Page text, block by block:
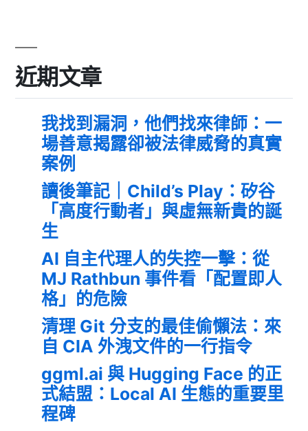
近期文章
我找到漏洞，他們找來律師：一
場善意揭露卻被法律威脅的真實
案例
讀後筆記｜Child’s Play：矽谷
「高度行動者」與虛無新貴的誕
生
AI 自主代理人的失控一擊：從
MJ Rathbun 事件看「配置即人
格」的危險
清理 Git 分支的最佳偷懶法：來
自 CIA 外洩文件的一行指令
ggml.ai 與 Hugging Face 的正
式結盟：Local AI 生態的重要里
程碑